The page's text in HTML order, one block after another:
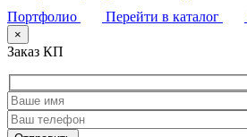
Портфолио
Перейти в каталог
×
Заказ КП